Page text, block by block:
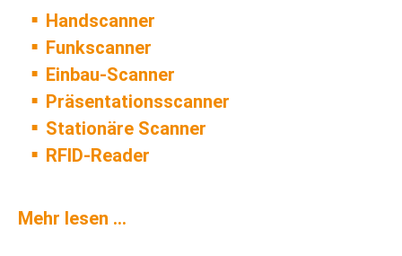
Handscanner
Funkscanner
Einbau-Scanner
Präsentationsscanner
Stationäre Scanner
RFID-Reader
Mehr lesen …